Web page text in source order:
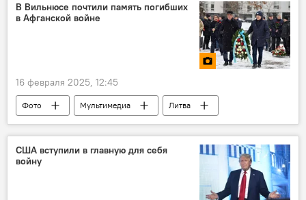
В Вильнюсе почтили память погибших
в Афганской войне
16 февраля 2025, 12:45
Фото Мультимедиа Литва
США вступили в главную для себя
войну